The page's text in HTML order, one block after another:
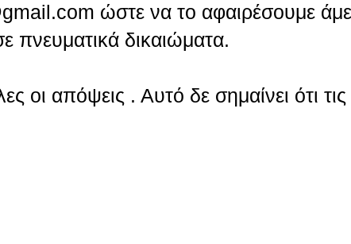
ώστε να το αφαιρέσουμε
πνευματικά δικαιώματα.
οι απόψεις . Αυτό δε σημαίνει ότι τις